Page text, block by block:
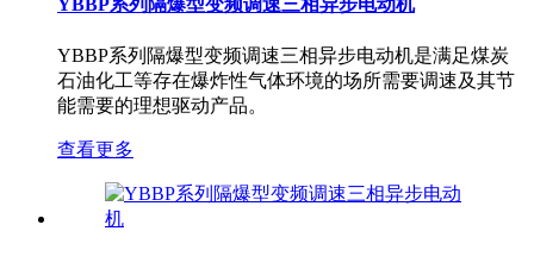
YBBP系列隔爆型变频调速三相异步电动机
YBBP系列隔爆型变频调速三相异步电动机是满足煤炭
石油化工等存在爆炸性气体环境的场所需要调速及其节
能需要的理想驱动产品。
查看更多